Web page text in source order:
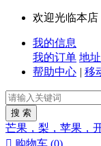
欢迎光临本店
我的信息
我的订单 地
帮助中心 | 移
芒果，梨，苹果，
 购物车 (0)